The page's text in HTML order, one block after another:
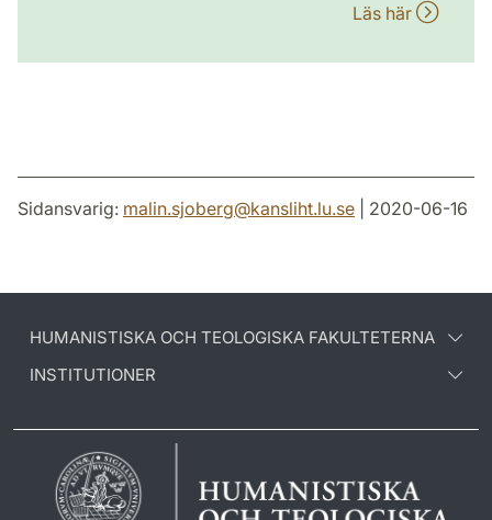
Läs här
Sidansvarig: malin.sjoberg@kansliht.lu.se | 2020-06-16
HUMANISTISKA OCH TEOLOGISKA FAKULTETERNA
INSTITUTIONER